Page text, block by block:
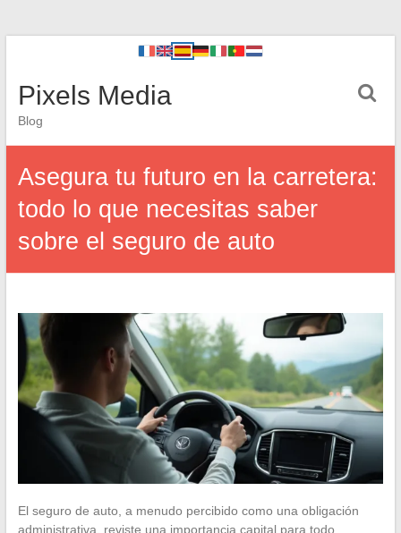
Pixels Media
Blog
Asegura tu futuro en la carretera:
todo lo que necesitas saber
sobre el seguro de auto
El seguro de auto, a menudo percibido como una obligación
administrativa, reviste una importancia capital para todo